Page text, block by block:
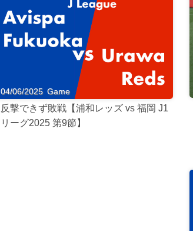
04/06/2025 Game
反撃できず敗戦【浦和レッズ vs 福岡 J1
リーグ2025 第9節】